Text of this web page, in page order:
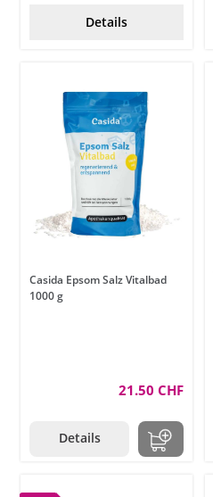
Details
Casida Epsom Salz Vitalbad
1000 g
21.50 CHF
Details